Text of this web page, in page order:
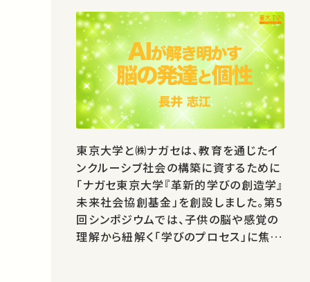
東京大学と㈱ナガセは、教育を通じたイ
ンクルーシブ社会の構築に資するために
「ナガセ東京大学『革新的学びの創造学』
未来社会協創基金」を創設しました。第5
回シンポジウムでは、子供の脳や感覚の
理解から紐解く「学びのプロセス」に焦点